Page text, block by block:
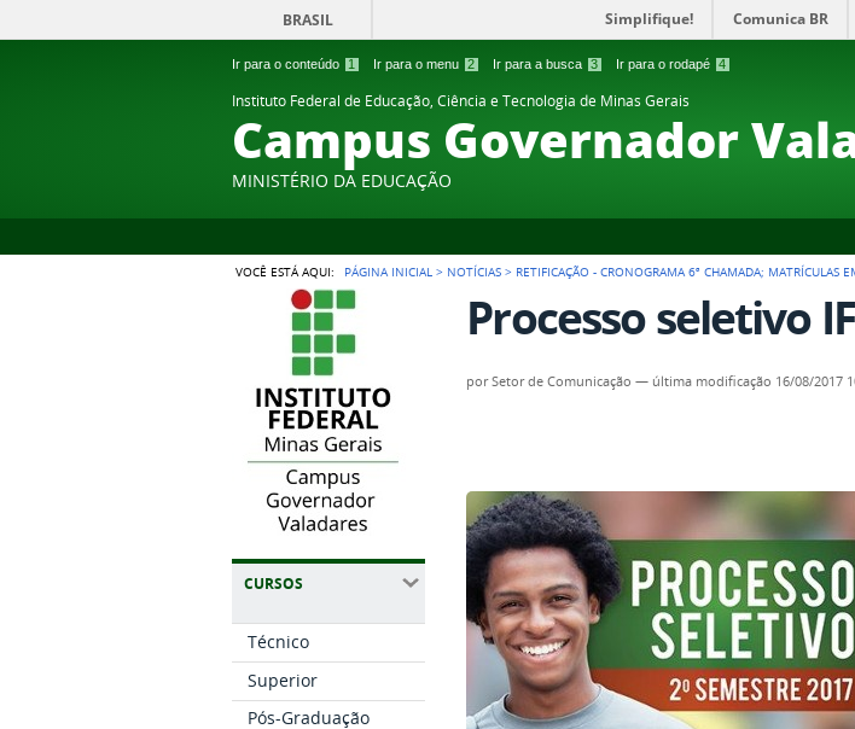
Ir para o conteúdo 1 Ir para o menu 2 Ir para a busca 3 Ir para o rodapé 4
BRASIL Simplifique! Comunica BR
Instituto Federal de Educação, Ciência e Tecnologia de Minas Gerais
Campus Governador
MINISTÉRIO DA EDUCAÇÃO
VOCÊ ESTÁ AQUI: PÁGINA INICIAL > NOTÍCIAS > RETIFICAÇÃO - CRONOGRAMA 6ª CHAMADA; MATRÍCULAS
CURSOS
Técnico
Superior
Pós-Graduação
Processo seletivo
porSetor de Comunicação — última modificação 16/08/2017